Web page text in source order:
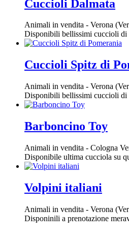
Cuccioli Dalmata
Animali in vendita - Verona
Disponibili bellissimi cuccioli di
Cuccioli Spitz di
Animali in vendita - Verona
Disponibili bellissimi cuccioli di
Barboncino Toy
Animali in vendita - Cologna
Disponibile ultima cucciola su
Volpini italiani
Animali in vendita - Verona
Disponinili a prenotazione